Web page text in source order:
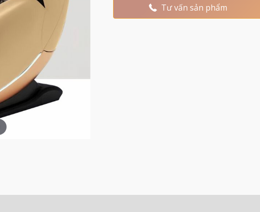
Tư vấn sản phẩm